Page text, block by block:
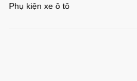
Phụ kiện xe ô tô